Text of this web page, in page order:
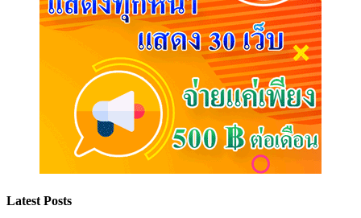
Latest Posts